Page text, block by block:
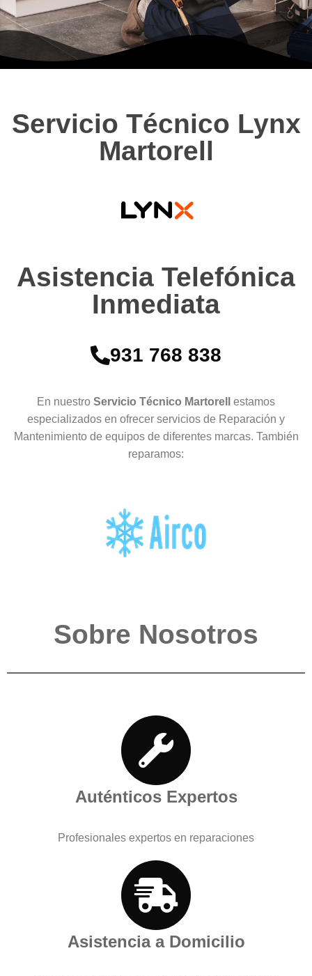
Servicio Técnico Lynx
Martorell
Asistencia Telefónica
Inmediata
931 768 838
En nuestro Servicio Técnico Martorell estamos
especializados en ofrecer servicios de Reparación y
Mantenimiento de equipos de diferentes marcas. También
reparamos:
Sobre Nosotros
Auténticos Expertos
Profesionales expertos en reparaciones
Asistencia a Domicilio